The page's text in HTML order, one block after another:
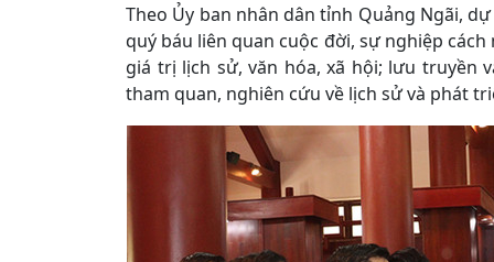
Theo Ủy ban nhân dân tỉnh Quảng Ngãi,
quý báu liên quan cuộc đời, sự nghiệp
giá trị lịch sử, văn hóa, xã hội; lưu truyền
tham quan, nghiên cứu về lịch sử và phát